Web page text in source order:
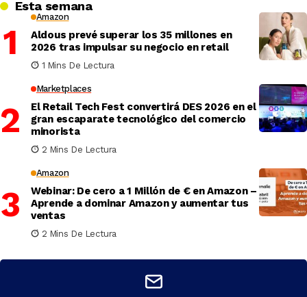
Esta semana
Amazon
Aldous prevé superar los 35 millones en
2026 tras impulsar su negocio en retail
1 Mins De Lectura
Marketplaces
El Retail Tech Fest convertirá DES 2026 en el
gran escaparate tecnológico del comercio
minorista
2 Mins De Lectura
Amazon
Webinar: De cero a 1 Millón de € en Amazon –
Aprende a dominar Amazon y aumentar tus
ventas
2 Mins De Lectura